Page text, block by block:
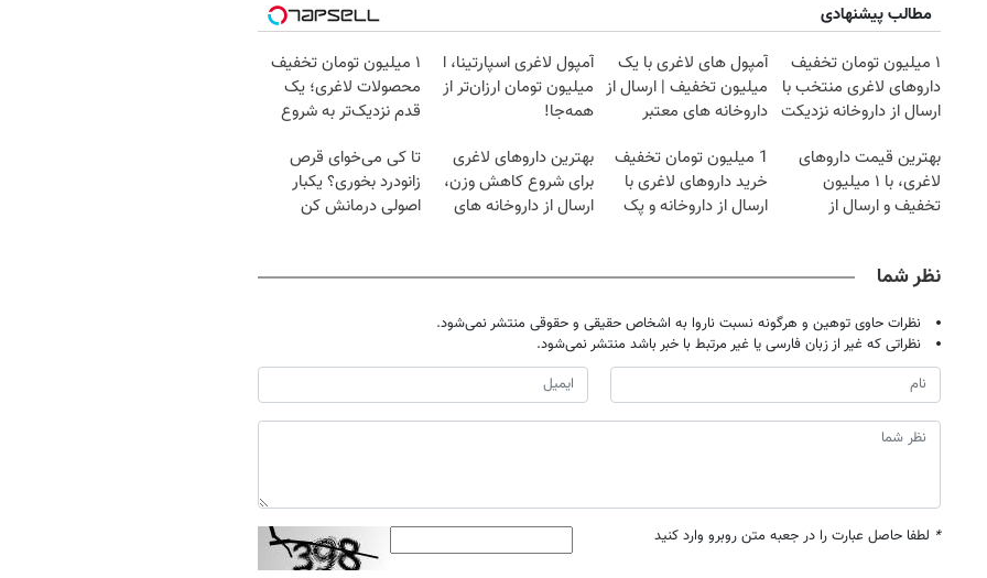
مطالب پیشنهادی
۱ میلیون تومان تخفیف
داروهای لاغری منتخب با
ارسال از داروخانه نزدیکت
آمپول های لاغری با یک
میلیون تخفیف | ارسال از
داروخانه های معتبر
آمپول لاغری اسپارتینا، ا
میلیون تومان ارزان‌تر از
همه‌جا!
۱ میلیون تومان تخفیف
محصولات لاغری؛ یک
قدم نزدیک‌تر به شروع
بهترین قیمت داروهای
لاغری، با ۱ میلیون
تخفیف و ارسال از
1 میلیون تومان تخفیف
خرید داروهای لاغری با
ارسال از داروخانه و پک
بهترین داروهای لاغری
برای شروع کاهش وزن،
ارسال از داروخانه های
تا کی می‌خوای قرص
زانودرد بخوری؟ یکبار
اصولی درمانش کن
نظر شما
نظرات حاوی توهین و هرگونه نسبت ناروا به اشخاص حقیقی و حقوقی منتشر نمی‌شود.
نظراتی که غیر از زبان فارسی یا غیر مرتبط با خبر باشد منتشر نمی‌شود.
* لطفا حاصل عبارت را در جعبه متن روبرو وارد کنید